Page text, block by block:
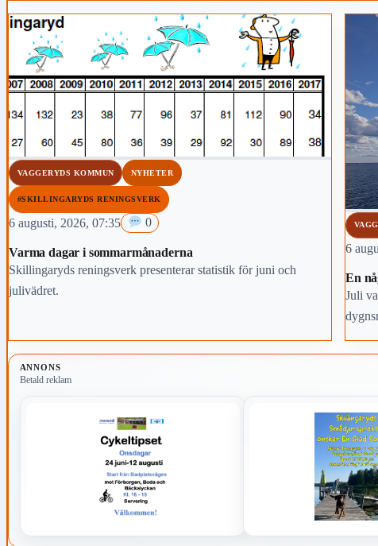
VAGGERYDS KOMMUN NYHETER
#SKILLINGARYDS RENINGSVERK
6 augusti, 2026, 07:35 0
Varma dagar i sommarmånaderna
Skillingaryds reningsverk presenterar statistik för juni och
julivädret.
6
En
Juli
stack
ANNONS
Betald reklam